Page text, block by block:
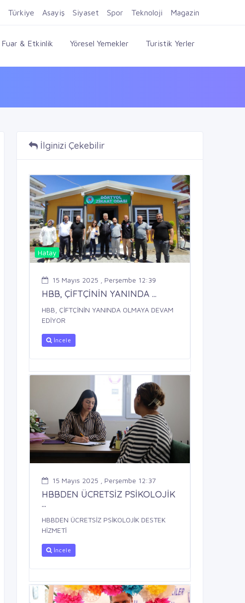
Firma Ekle Kayıt Ol Giriş Yap
Fuar & Etkinlik Yöresel Yemekler Turistik Yerler
Türkiye Asayiş Siyaset Spor Teknoloji Magazin
İlginizi Çekebilir
Hatay
15 Mayıs 2025 , Perşembe 12:39
HBB, ÇİFTÇİNİN YANINDA ...
HBB, ÇİFTÇİNİN YANINDA OLMAYA DEVAM
EDİYOR
İncele
15 Mayıs 2025 , Perşembe 12:37
HBBDEN ÜCRETSİZ PSİKOLOJİK
...
HBBDEN ÜCRETSİZ PSİKOLOJİK DESTEK
HİZMETİ
İncele